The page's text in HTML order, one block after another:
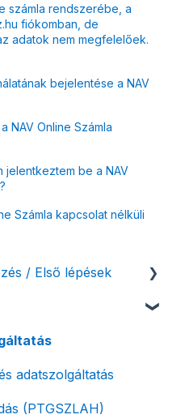
számla rendszerébe, a
fiókomban, de
adatok nem megfelelőek.
bejelentése a NAV
NAV Online Számla
jelentkeztem be a NAV
Számla kapcsolat nélküli
/ Első lépések
első lépések
adatszolgáltatás
(PTGSZLAH)